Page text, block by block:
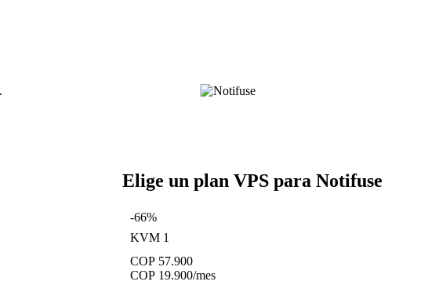
Elige un plan VPS para Notifuse
-66%
KVM 1
COP 57.900
COP 19.900/mes